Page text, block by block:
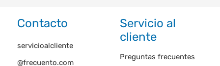
Contacto
servicioalcliente
@frecuento.com
Servicio al
cliente
Preguntas frecuentes